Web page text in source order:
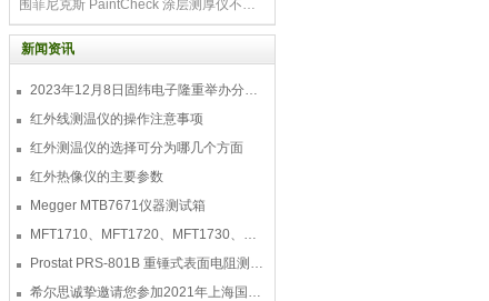
围菲尼克斯 PaintCheck 涂层测厚仪不仅
能测量涂层的厚度，也能提供有关涂层结
构的有价值信息，例如，顶部涂层或子填
料。如果所测量的厚度超过标
新闻资讯
2023年12月8日固纬电子隆重举办分销商答谢会，展示重磅新产品！
红外线测温仪的操作注意事项
红外测温仪的选择可分为哪几个方面
红外热像仪的主要参数
Megger MTB7671仪器测试箱
MFT1710、MFT1720、MFT1730、MFT1735多功能测试仪
Prostat PRS-801B 重锤式表面电阻测量仪
希尔思诚挚邀请您参加2021年上海国际压缩机及设